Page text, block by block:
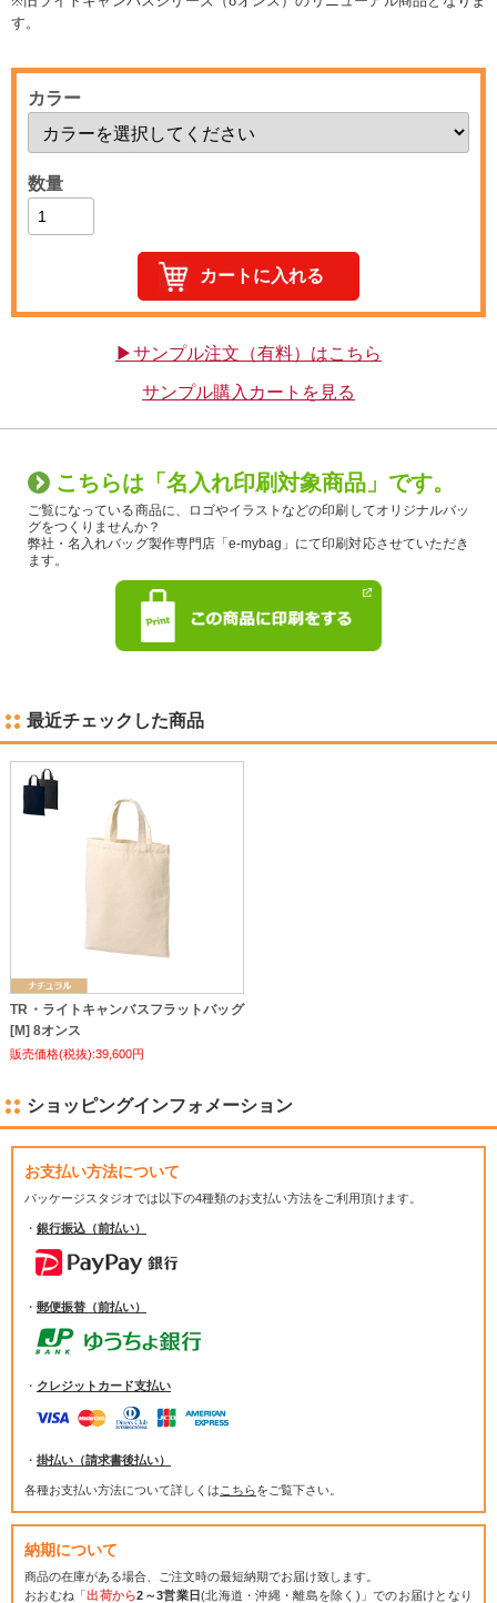
す。
カラー
数量
▶サンプル注文（有料）はこちら
サンプル購入カートを見る
こちらは「名入れ印刷対象商品」です。
ご覧になっている商品に、ロゴやイラストなどの印刷してオリジナルバッ
グをつくりませんか？
弊社・名入れバッグ製作専門店「e-mybag」にて印刷対応させていただき
ます。
最近チェックした商品
TR・ライトキャンバスフラットバッグ
[M] 8オンス
販売価格(税抜):39,600円
ショッピングインフォメーション
お支払い方法について
パッケージスタジオでは以下の4種類のお支払い方法をご利用頂けます。
・ 銀行振込（前払い）
・ 郵便振替（前払い）
・ クレジットカード支払い
・ 掛払い（請求書後払い）
各種お支払い方法について詳しくは こちらをご覧下さい。
納期について
商品の在庫がある場合、ご注文時の最短納期でお届け致します。
おおむね「出荷から2～3営業日(北海道・沖縄・離島を除く)」でのお届けとなり